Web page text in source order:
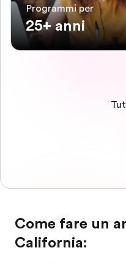
Programmi per
25+ anni
Come fare un
California: